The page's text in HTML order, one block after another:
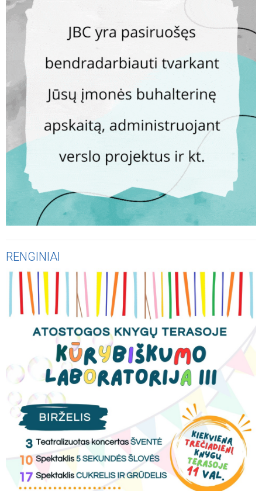
KLAUSYKLA
Rytinis siurprizas Jonavoje: Lietavos gatvės kiemą
užtvėrė išvirtęs medis